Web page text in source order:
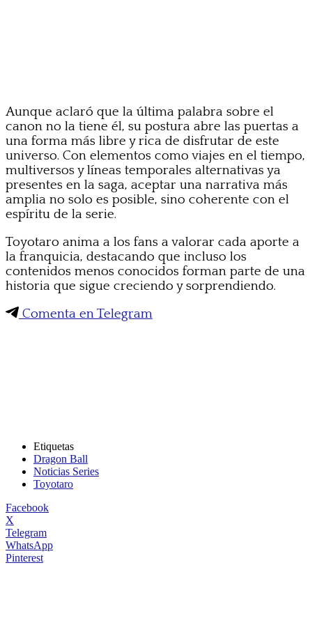
Aunque aclaró que la última palabra sobre el
canon no la tiene él, su postura abre las puertas a
una forma más libre y rica de disfrutar de este
universo. Con elementos como viajes en el tiempo,
multiversos y líneas temporales alternativas ya
presentes en la saga, aceptar una narrativa más
amplia no solo es posible, sino coherente con el
espíritu de la serie.
Toyotaro anima a los fans a valorar cada aporte a
la franquicia, destacando que incluso los
contenidos menos conocidos forman parte de una
historia que sigue creciendo y sorprendiendo.
Comenta en Telegram
Etiquetas
Dragon Ball
Noticias Series
Toyotaro
Facebook
X
Telegram
WhatsApp
Pinterest